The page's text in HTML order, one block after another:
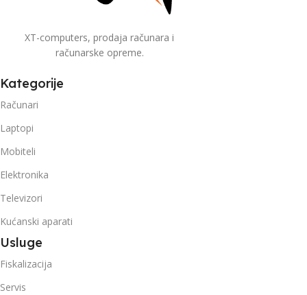
XT-computers, prodaja računara i
računarske opreme.
Kategorije
Računari
Laptopi
Mobiteli
Elektronika
Televizori
Kućanski aparati
Usluge
Fiskalizacija
Servis